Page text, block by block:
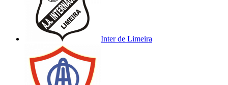
Inter de Limeira